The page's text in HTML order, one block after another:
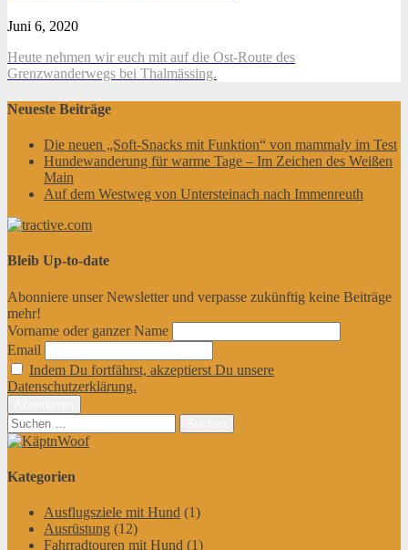
Juni 6, 2020
Heute nehmen wir euch mit auf die Ost-Route des
Grenzwanderwegs bei Thalmässing.
Neueste Beiträge
Die neuen „Soft-Snacks mit Funktion“ von mammaly im Test
Hundewanderung für warme Tage – Im Zeichen des Weißen
Main
Auf dem Westweg von Untersteinach nach Immenreuth
Bleib Up-to-date
Abonniere unser Newsletter und verpasse zukünftig keine Beiträge
mehr!
Vorname oder ganzer Name
Email
Indem Du fortfährst, akzeptierst Du unsere
Datenschutzerklärung.
Suchen
nach:
Kategorien
Ausflugsziele mit Hund (1)
Ausrüstung (12)
Fahrradtouren mit Hund (1)